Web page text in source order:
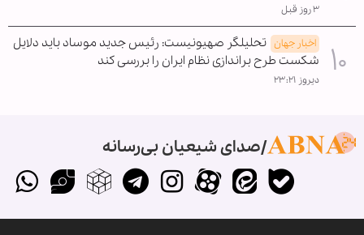
۳ روز قبل
اخبار جهان تحلیلگر صهیونیست: رئیس جدید موساد باید دلایل
شکست طرح براندازی نظام ایران را بررسی کند
دیروز ۲۳:۲۱
صدای شیعیان بی‌رسانه